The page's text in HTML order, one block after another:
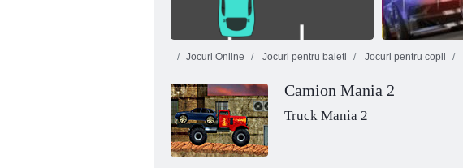
Du-te Diego Du-te! Salvarea animalelor
Simulator
camion de marfă
Jocuri Online Jocuri pentru baieti Jocuri pentru copii
Camion Mania 2
Truck Mania 2